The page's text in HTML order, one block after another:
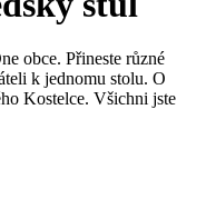
obce. Přineste různé
k jednomu stolu. O
Kostelce. Všichni jste